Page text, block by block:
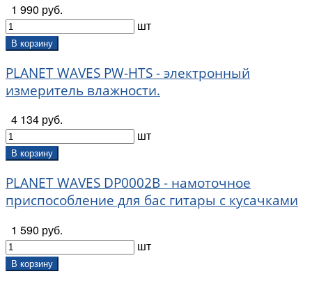
1 990 руб.
шт
В корзину
PLANET WAVES PW-HTS - электронный
измеритель влажности.
4 134 руб.
шт
В корзину
PLANET WAVES DP0002B - намоточное
приспособление для бас гитары с кусачками
1 590 руб.
шт
В корзину